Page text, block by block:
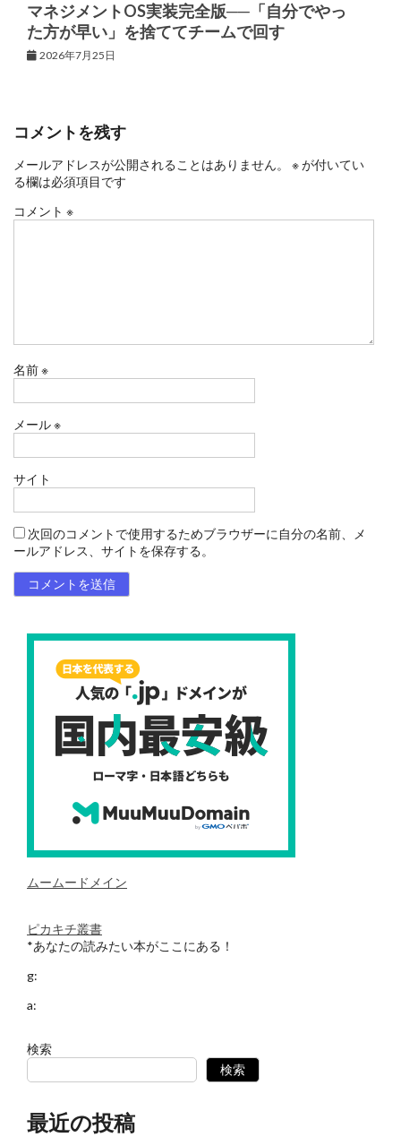
マネジメントOS実装完全版──「自分でやっ
た方が早い」を捨ててチームで回す
2026年7月25日
コメントを残す
メールアドレスが公開されることはありません。 ※が付いてい
る欄は必須項目です
コメント ※
名前※
メール※
サイト
次回のコメントで使用するためブラウザーに自分の名前、メ
ールアドレス、サイトを保存する。
ムームードメイン
ピカキチ叢書
*あなたの読みたい本がここにある！
g:
a:
検索
検索
最近の投稿